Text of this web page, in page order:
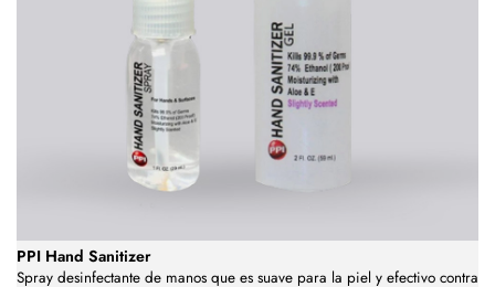
PPI Hand Sanitizer
Spray desinfectante de manos que es suave para la piel y efectivo contra